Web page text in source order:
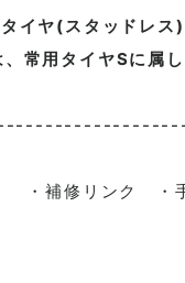
イヤ(スタッドレス)
常用タイヤSに属し
・補修リンク ・